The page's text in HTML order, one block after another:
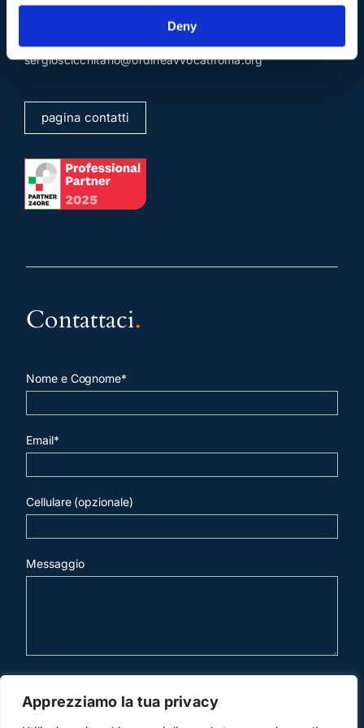
Deny
Apprezziamo la tua privacy
sergioscicchitano@ordineavvocatiroma.org
pagina contatti
Contattaci.
Nome e Cognome*
Email*
Cellulare (opzionale)
Messaggio
invia mail